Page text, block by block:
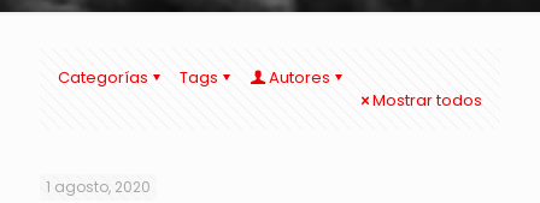
Categorías Tags
Autores
Mostrar todos
1 agosto, 2020